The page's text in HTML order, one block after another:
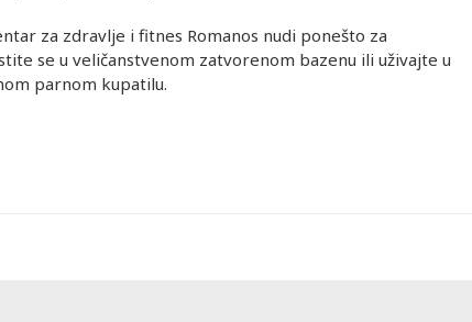
za zdravlje i fitnes Romanos nudi ponešto za
se u veličanstvenom zatvorenom bazenu ili uživajte u
parnom kupatilu.